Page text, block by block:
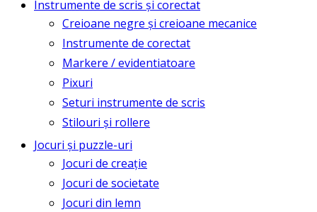
Instrumente de scris și corectat
Creioane negre și creioane mecanice
Instrumente de corectat
Markere / evidentiatoare
Pixuri
Seturi instrumente de scris
Stilouri și rollere
Jocuri și puzzle-uri
Jocuri de creație
Jocuri de societate
Jocuri din lemn